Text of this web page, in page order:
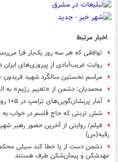
اخبار مرتبط
توافقی که هر سه روز یک‌بار فرا
روایت غریب‌آبادی از پیروزی‌های
مراسم نخستین سالگرد شهید فریدون
محمدیان: دشمن از «تغییر رژیم» به
آمار پریشان‌گویی‌های ترامپ در ۱۰۵ روز
شش تربتی که حاج قاسم در خواب به
فیلم/ روایتی از آخرین حضور
رقیه(س)
دشمن دست از پا خطا کند سیلی
عهدشکن و پیمان‌شکن طرف‌ هستند